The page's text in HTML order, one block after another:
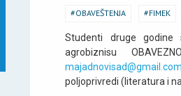
OBAVEŠTENJA FIMEK
Studenti druge godine
agrobiznisu
poljoprivredi (literatura i